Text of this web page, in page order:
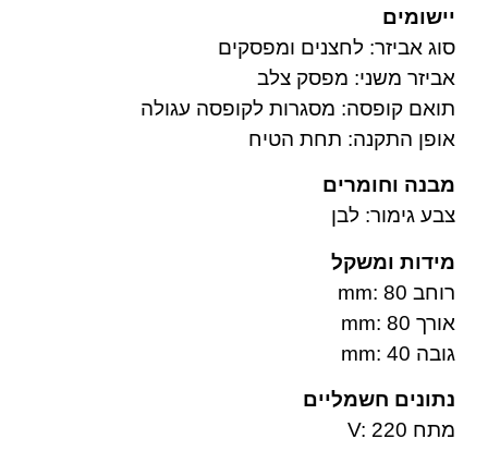
יישומים
סוג אביזר: לחצנים ומפסקים
אביזר משני: מפסק צלב
תואם קופסה: מסגרות לקופסה עגולה
אופן התקנה: תחת הטיח
מבנה וחומרים
צבע גימור: לבן
מידות ומשקל
רוחב mm: 80
אורך mm: 80
גובה mm: 40
נתונים חשמליים
מתח V: 220